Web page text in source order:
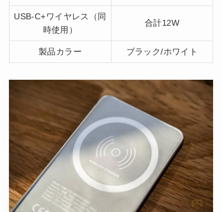
USB-C+ワイヤレス（同
時使用）
合計12W
製品カラー ブラック/ホワイト